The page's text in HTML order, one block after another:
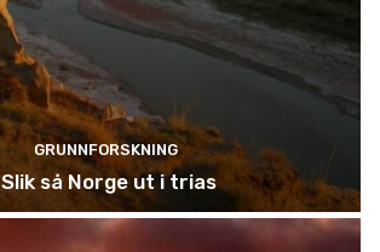
GRUNNFORSKNING
Slik så Norge ut i trias